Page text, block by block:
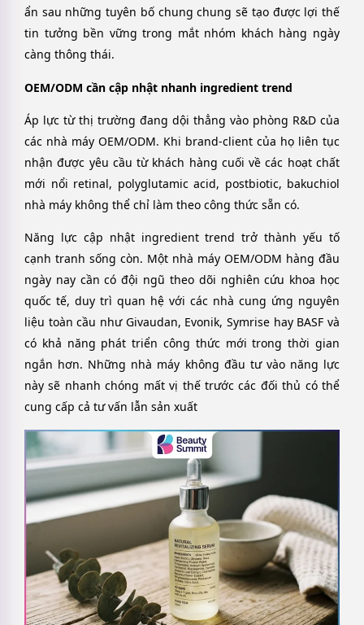
ẩn sau những tuyên bố chung chung sẽ tạo được lợi thế
tin tưởng bền vững trong mắt nhóm khách hàng ngày
càng thông thái.
OEM/ODM cần cập nhật nhanh ingredient trend
Áp lực từ thị trường đang dội thẳng vào phòng R&D của
các nhà máy OEM/ODM. Khi brand-client của họ liên tục
nhận được yêu cầu từ khách hàng cuối về các hoạt chất
mới nổi retinal, polyglutamic acid, postbiotic, bakuchiol
nhà máy không thể chỉ làm theo công thức sẵn có.
Năng lực cập nhật ingredient trend trở thành yếu tố
cạnh tranh sống còn. Một nhà máy OEM/ODM hàng đầu
ngày nay cần có đội ngũ theo dõi nghiên cứu khoa học
quốc tế, duy trì quan hệ với các nhà cung ứng nguyên
liệu toàn cầu như Givaudan, Evonik, Symrise hay BASF và
có khả năng phát triển công thức mới trong thời gian
ngắn hơn. Những nhà máy không đầu tư vào năng lực
này sẽ nhanh chóng mất vị thế trước các đối thủ có thể
cung cấp cả tư vấn lẫn sản xuất